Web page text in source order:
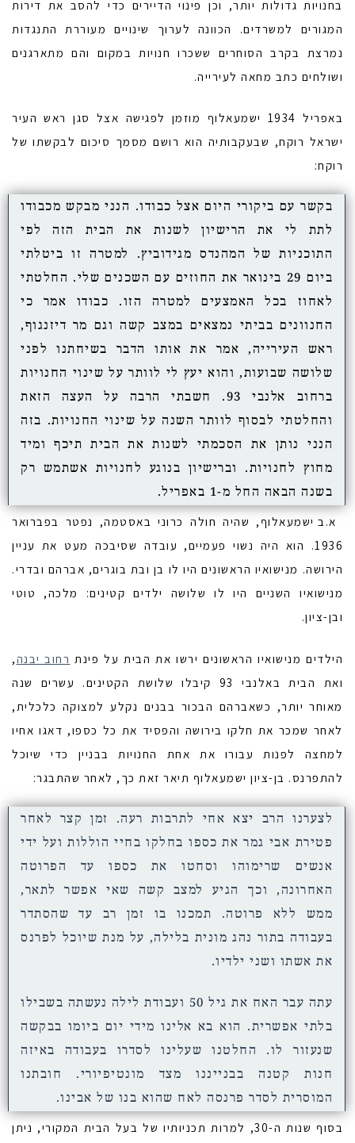
בחנויות גדולות יותר, וכן פינוי הדיירים כדי להסב את דירות
המגורים למשרדים. הכוונה לערוך שינויים מעוררת התנגדות
נמרצת בקרב הסוחרים ששכרו חנויות במקום והם מתארגנים
ושולחים כתב מחאה לעירייה.
באפריל 1934 ישמעאלוף מוזמן לפגישה אצל סגן ראש העיר
ישראל רוקח, שבעקבותיה הוא רושם מסמך סיכום לבקשתו של
רוקח:
בקשר עם ביקורי היום אצל כבודו. הנני מבקש מכבודו
לתת לי את הרישיון לשנות את הבית הזה לפי
התוכניות של המהנדס מגידוביץ. למטרה זו ביטלתי
ביום 29 בינואר את החוזים עם השכנים שלי. החלטתי
לאחוז בכל האמצעים למטרה הזו. כבודו אמר כי
החנוונים בביתי נמצאים במצב קשה וגם מר דיזנגוף,
ראש העירייה, אמר את אותו הדבר בשיחתנו לפני
שלושה שבועות, והוא יעץ לי לוותר על שינוי החנויות
ברחוב אלנבי 93. חשבתי הרבה על העצה הזאת
והחלטתי לבסוף לוותר השנה על שינוי החנויות. בזה
הנני נותן את הסכמתי לשנות את הבית תיכף ומיד
מחוץ לחנויות. וברישיון בנוגע לחנויות אשתמש רק
בשנה הבאה החל מ-1 באפריל.
א.ב ישמעאלוף, שהיה חולה כרוני באסטמה, נפטר בפברואר
1936. הוא היה נשוי פעמיים, עובדה שסיבכה מעט את עניין
הירושה. מנישואיו הראשונים היו לו בן ובת בוגרים, אברהם ובדרי.
מנישואיו השניים היו לו שלושה ילדים קטינים: מלכה, טוטי
ובן-ציון.
הילדים מנישואיו הראשונים ירשו את הבית על פינת רחוב יבנה,
ואת הבית באלנבי 93 קיבלו שלושת הקטינים. עשרים שנה
מאוחר יותר, כשאברהם הבכור בבנים נקלע למצוקה כלכלית,
לאחר שמכר את חלקו בירושה והפסיד את כל כספו, דאגו אחיו
למחצה לפנות עבורו את אחת החנויות בבניין כדי שיוכל
להתפרנס. בן-ציון ישמעאלוף תיאר זאת כך, לאחר שהתבגר:
לצערנו הרב יצא אחי לתרבות רעה. זמן קצר לאחר
פטירת אבי גמר את כספו בחלקו בחיי הוללות ועל ידי
אנשים שרימוהו וסחטו את כספו עד הפרוטה
האחרונה, וכך הגיע למצב קשה שאי אפשר לתאר,
ממש ללא פרוטה. תמכנו בו זמן רב עד שהסתדר
בעבודה בתור נהג מונית בלילה, על מנת שיוכל לפרנס
את אשתו ושני ילדיו.
עתה עבר האח את גיל 50 ועבודת לילה נעשתה בשבילו
בלתי אפשרית. הוא בא אלינו מידי יום ביומו בבקשה
שנעזור לו. החלטנו שעלינו לסדרו בעבודה באיזה
חנות קטנה בבנייננו מצד מונטיפיורי. חובתנו
המוסרית לסדר פרנסה לאח שהוא בנו של אבינו.
בסוף שנות ה-30, למרות תכניותיו של בעל הבית המקורי, ניתן